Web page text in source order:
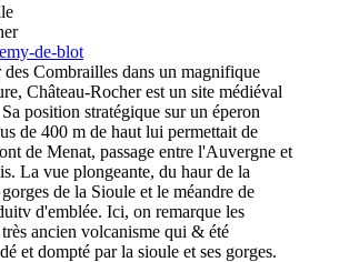
de-blot
Combrailles dans un magnifique
Château-Rocher est un site médiéval
position stratégique sur un éperon
de 400 m de haut lui permettait de
de Menat, passage entre l'Auvergne et
La vue plongeante, du haur de la
de la Sioule et le méandre de
d'emblée. Ici, on remarque les
ancien volcanisme qui & été
et dompté par la sioule et ses gorges.